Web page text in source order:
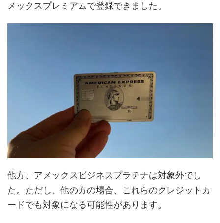
メックスプレミアムで登録できました。
他方、アメックスビジネスプラチナは対象外でし
た。ただし、他の方の場合、これらのクレジットカ
ードでも対象になる可能性があります。